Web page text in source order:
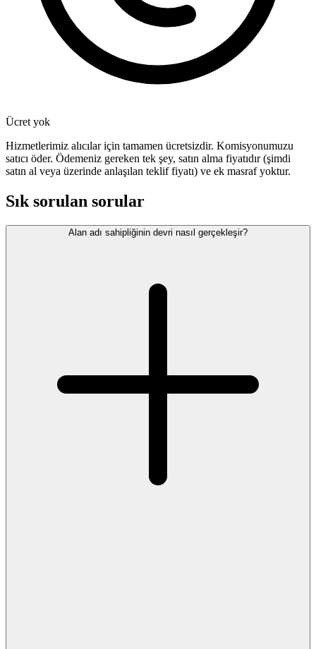
Ücret yok
Hizmetlerimiz alıcılar için tamamen ücretsizdir. Komisyonumuzu
satıcı öder. Ödemeniz gereken tek şey, satın alma fiyatıdır (şimdi
satın al veya üzerinde anlaşılan teklif fiyatı) ve ek masraf yoktur.
Sık sorulan sorular
Alan adı sahipliğinin devri nasıl gerçekleşir?